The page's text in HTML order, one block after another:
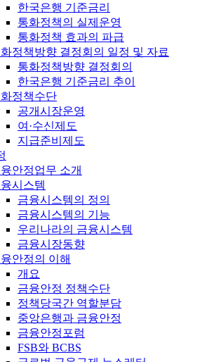
한국은행 기준금리
통화정책의 실제운영
통화정책 효과의 파급
정책방향 결정회의 일정 및 자료
통화정책방향 결정회의
한국은행 기준금리 추이
정책수단
공개시장운영
여·수신제도
지급준비제도
안정업무 소개
시스템
금융시스템의 정의
금융시스템의 기능
우리나라의 금융시스템
금융시장동향
안정의 이해
개요
금융안정 정책수단
정책당국간 역할분담
중앙은행과 금융안정
금융안정포럼
FSB와 BCBS